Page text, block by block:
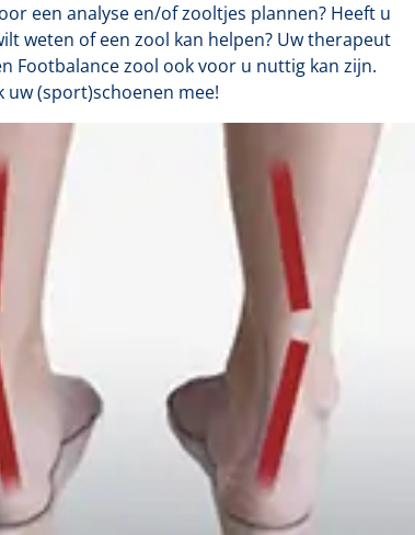
een analyse en/of zooltjes plannen? Heeft u
weten of een zool kan helpen? Uw therapeut
Footbalance zool ook voor u nuttig kan zijn.
uw (sport)schoenen mee!